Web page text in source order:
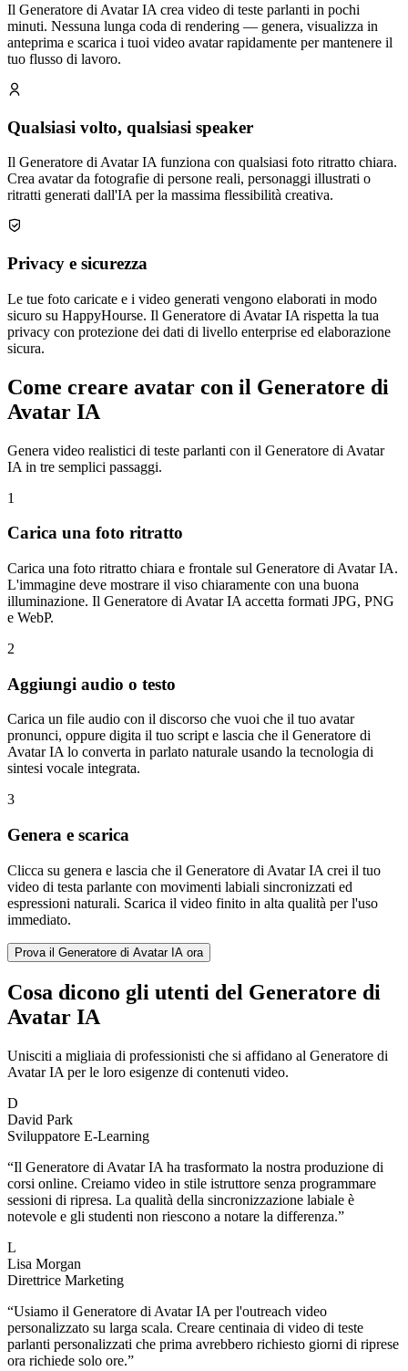
Il Generatore di Avatar IA crea video di teste parlanti in pochi
minuti. Nessuna lunga coda di rendering — genera, visualizza in
anteprima e scarica i tuoi video avatar rapidamente per mantenere il
tuo flusso di lavoro.
Qualsiasi volto, qualsiasi speaker
Il Generatore di Avatar IA funziona con qualsiasi foto ritratto chiara.
Crea avatar da fotografie di persone reali, personaggi illustrati o
ritratti generati dall'IA per la massima flessibilità creativa.
Privacy e sicurezza
Le tue foto caricate e i video generati vengono elaborati in modo
sicuro su HappyHourse. Il Generatore di Avatar IA rispetta la tua
privacy con protezione dei dati di livello enterprise ed elaborazione
sicura.
Come creare avatar con il Generatore di
Avatar IA
Genera video realistici di teste parlanti con il Generatore di Avatar
IA in tre semplici passaggi.
1
Carica una foto ritratto
Carica una foto ritratto chiara e frontale sul Generatore di Avatar IA.
L'immagine deve mostrare il viso chiaramente con una buona
illuminazione. Il Generatore di Avatar IA accetta formati JPG, PNG
e WebP.
2
Aggiungi audio o testo
Carica un file audio con il discorso che vuoi che il tuo avatar
pronunci, oppure digita il tuo script e lascia che il Generatore di
Avatar IA lo converta in parlato naturale usando la tecnologia di
sintesi vocale integrata.
3
Genera e scarica
Clicca su genera e lascia che il Generatore di Avatar IA crei il tuo
video di testa parlante con movimenti labiali sincronizzati ed
espressioni naturali. Scarica il video finito in alta qualità per l'uso
immediato.
Prova il Generatore di Avatar IA ora
Cosa dicono gli utenti del Generatore di
Avatar IA
Unisciti a migliaia di professionisti che si affidano al Generatore di
Avatar IA per le loro esigenze di contenuti video.
D
David Park
Sviluppatore E-Learning
“Il Generatore di Avatar IA ha trasformato la nostra produzione di
corsi online. Creiamo video in stile istruttore senza programmare
sessioni di ripresa. La qualità della sincronizzazione labiale è
notevole e gli studenti non riescono a notare la differenza.”
L
Lisa Morgan
Direttrice Marketing
“Usiamo il Generatore di Avatar IA per l'outreach video
personalizzato su larga scala. Creare centinaia di video di teste
parlanti personalizzati che prima avrebbero richiesto giorni di riprese
ora richiede solo ore.”